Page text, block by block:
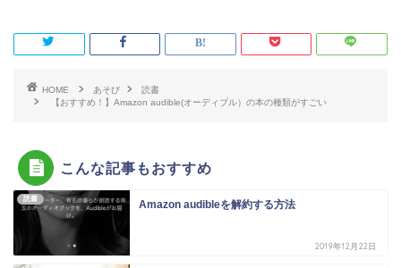
HOME あそび
読書
【おすすめ！】Amazon audible(オーディブル）の本の種類がすごい
こんな記事もおすすめ
読書 Amazon audibleを解約する方法
2019年12月22日